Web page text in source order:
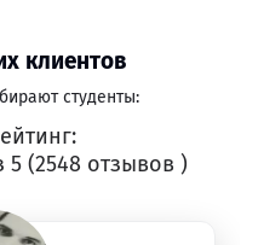
клиентов
студенты:
5 (2548 отзывов )